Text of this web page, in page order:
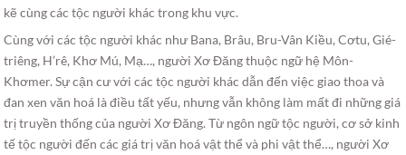
kẽ cùng các tộc người khác trong khu vực.
Cùng với các tộc người khác như Bana, Brâu, Bru-Vân Kiều, Cơtu, Gié-
triêng, H’rê, Khơ Mú, Mạ…, người Xơ Đăng thuộc ngữ hệ Môn-
Khơmer. Sự cận cư với các tộc người khác dẫn đến việc giao thoa và
đan xen văn hoá là điều tất yếu, nhưng vẫn không làm mất đi những giá
trị truyền thống của người Xơ Đăng. Từ ngôn ngữ tộc người, cơ sở kinh
tế tộc người đến các giá trị văn hoá vật thể và phi vật thể…, người Xơ